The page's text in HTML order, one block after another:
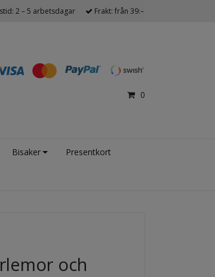
2 – 5 arbetsdagar Frakt: från 39:–
0
Bisaker Presentkort
och